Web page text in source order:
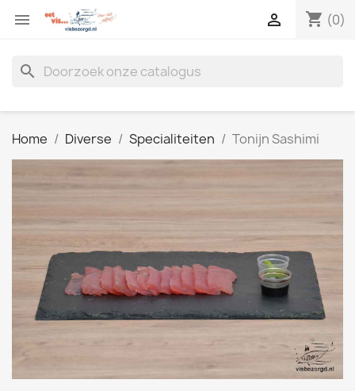
 shopping_cart (0)

search
Home Diverse Specialiteiten Tonijn Sashimi